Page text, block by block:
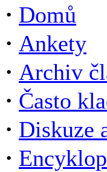
· Domů
· Ankety
· Archiv
· Často
· Diskuze
·